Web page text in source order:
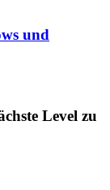
und
Level zu